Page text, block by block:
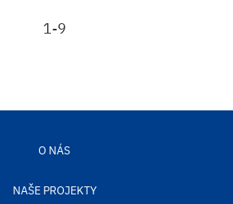
1-9
O NÁS
NAŠE PROJEKTY